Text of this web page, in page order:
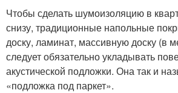
Чтобы сделать шумоизоляцию в
снизу, традиционные напольные
доску, ламинат, массивную доску (в
следует обязательно укладывать
акустической подложки. Она так и
«подложка под паркет».